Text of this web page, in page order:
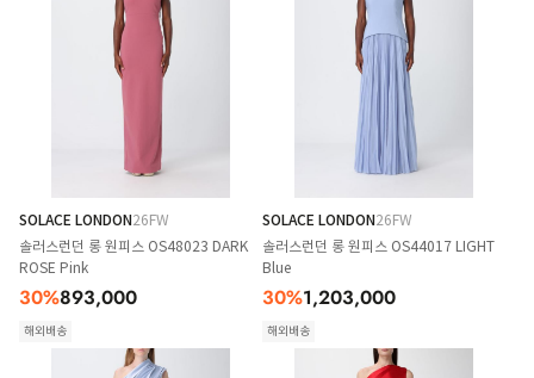
SOLACE LONDON26FW
솔러스런던 롱 원피스 OS48023 DARK
ROSE Pink
30%893,000
해외배송
SOLACE LONDON26FW
솔러스런던 롱 원피스 OS44017 LIGHT
Blue
30%1,203,000
해외배송